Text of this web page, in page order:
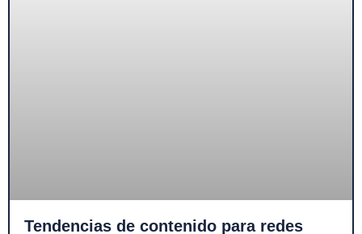
Tendencias de contenido para redes